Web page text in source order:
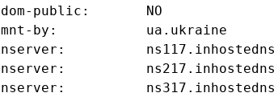
dom-public:       NO
mnt-by:           ua.ukraine
nserver:
nserver:
nserver: